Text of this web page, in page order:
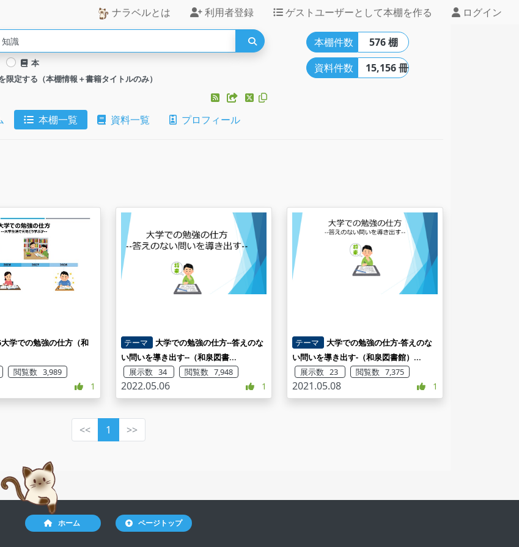
ナラベルとは 利用者登録 ゲストユーザーとして本棚を作る ログイン
本
限定する（本棚情報＋書籍タイトルのみ）
本棚一覧 資料一覧 プロフィール
本棚件数
576 棚
資料件数
15,156 冊
学での勉強の仕方（和
閲覧数 3,989
1
テーマ
大学での勉強の仕方--答えのな
い問いを導き出す--（和泉図書...
展示数 34
閲覧数 7,948
2022.05.06 1
テーマ
大学での勉強の仕方-答えのな
い問いを導き出す-（和泉図書館）...
展示数 23
閲覧数 7,375
2021.05.08 1
<< 1 >>
ホーム ページトップ